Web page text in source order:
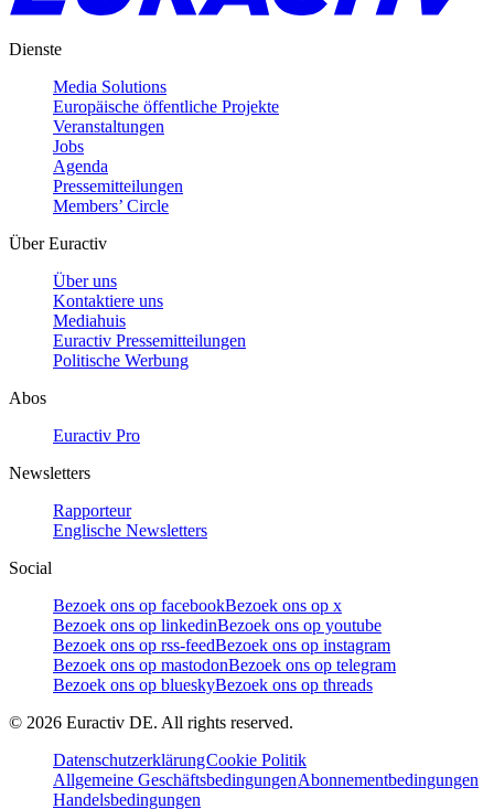
Dienste
Media Solutions
Europäische öffentliche Projekte
Veranstaltungen
Jobs
Agenda
Pressemitteilungen
Members’ Circle
Über Euractiv
Über uns
Kontaktiere uns
Mediahuis
Euractiv Pressemitteilungen
Politische Werbung
Abos
Euractiv Pro
Newsletters
Rapporteur
Englische Newsletters
Social
Bezoek ons op facebookBezoek ons op x
Bezoek ons op linkedinBezoek ons op youtube
Bezoek ons op rss-feedBezoek ons op instagram
Bezoek ons op mastodonBezoek ons op telegram
Bezoek ons op blueskyBezoek ons op threads
© 2026 Euractiv DE. All rights reserved.
DatenschutzerklärungCookie Politik
Allgemeine GeschäftsbedingungenAbonnementbedingungen
Handelsbedingungen